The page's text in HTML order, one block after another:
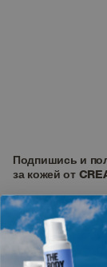
Подпишись и
за кожей от